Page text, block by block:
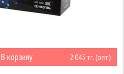
В корзину 2 045 тг. (опт)